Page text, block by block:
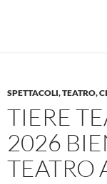
SPETTACOLI, TEATRO,
TIERE
2026
TEATRO